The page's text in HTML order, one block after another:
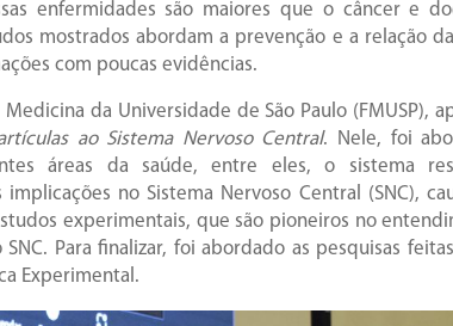
enfermidades são maiores que o câncer e
mostrados abordam a prevenção e a relação
com poucas evidências.
da Universidade de São Paulo (FMUSP),
ao Sistema Nervoso Central. Nele, foi
áreas da saúde, entre eles, o sistema
no Sistema Nervoso Central (SNC),
experimentais, que são pioneiros no
Para finalizar, foi abordado as pesquisas
Experimental.